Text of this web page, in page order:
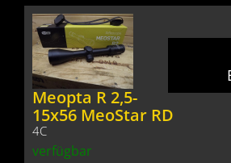
Meopta R 2,5-
15x56 MeoStar RD
4C
verfügbar